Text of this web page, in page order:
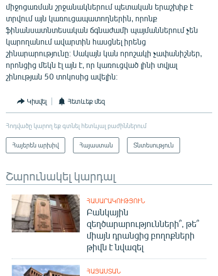
միջոցառման շրջանակներում պետական երաշխիք է
տրվում այն կառուցապատողներին, որոնք
ֆինանսատնտեսական ճգնաժամի պայմաններում չեն
կարողանում ավարտին հասցնել իրենց
շինարարությունը։ Սակայն կան որոշակի չափանիշներ,
որոնցից մեկն էլ այն է, որ կառուցված լինի տվյալ
շինության 50 տոկոսից ավելին։
Կիսվել Հետևեք մեզ
Հոդվածը կարող եք գտնել հետևյալ բաժիններում
Հայերեն արխիվ Հայաստան Տնտեսություն
Շարունակել կարդալ
ՀԱՍԱՐԱԿՈՒԹՅՈՒՆ
Բանկային
զեղծարարությունների՞, թե՞
միայն դրանցից բողոքների
թիվն է նվազել
ՀԱՅԱՍՏԱՆ